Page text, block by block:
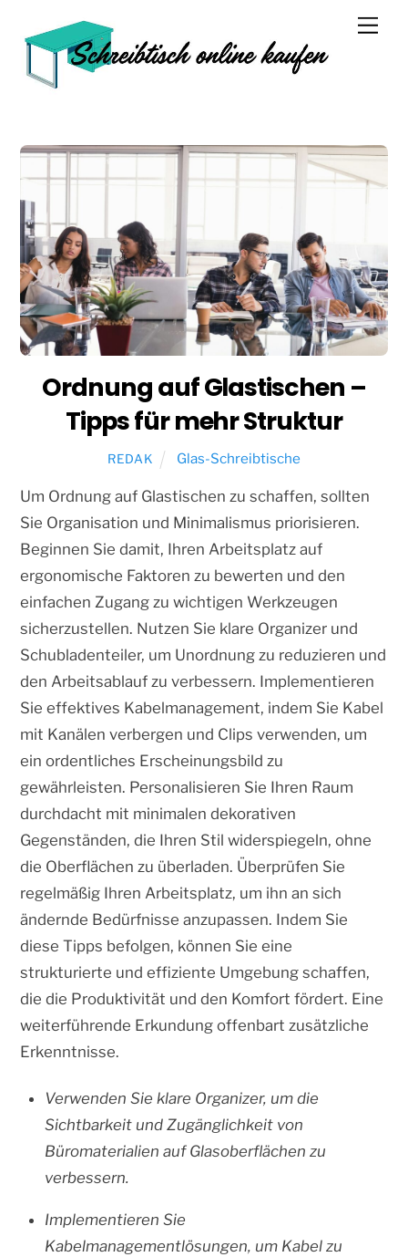
Ordnung auf Glastischen –
Tipps für mehr Struktur
REDAK Glas-Schreibtische
Um Ordnung auf Glastischen zu schaffen, sollten
Sie Organisation und Minimalismus priorisieren.
Beginnen Sie damit, Ihren Arbeitsplatz auf
ergonomische Faktoren zu bewerten und den
einfachen Zugang zu wichtigen Werkzeugen
sicherzustellen. Nutzen Sie klare Organizer und
Schubladenteiler, um Unordnung zu reduzieren und
den Arbeitsablauf zu verbessern. Implementieren
Sie effektives Kabelmanagement, indem Sie Kabel
mit Kanälen verbergen und Clips verwenden, um
ein ordentliches Erscheinungsbild zu
gewährleisten. Personalisieren Sie Ihren Raum
durchdacht mit minimalen dekorativen
Gegenständen, die Ihren Stil widerspiegeln, ohne
die Oberflächen zu überladen. Überprüfen Sie
regelmäßig Ihren Arbeitsplatz, um ihn an sich
ändernde Bedürfnisse anzupassen. Indem Sie
diese Tipps befolgen, können Sie eine
strukturierte und effiziente Umgebung schaffen,
die die Produktivität und den Komfort fördert. Eine
weiterführende Erkundung offenbart zusätzliche
Erkenntnisse.
Verwenden Sie klare Organizer, um die
Sichtbarkeit und Zugänglichkeit von
Büromaterialien auf Glasoberflächen zu
verbessern.
Implementieren Sie
Kabelmanagementlösungen, um Kabel zu